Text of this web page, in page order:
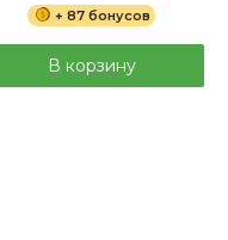
+ 87 бонусов
В корзину